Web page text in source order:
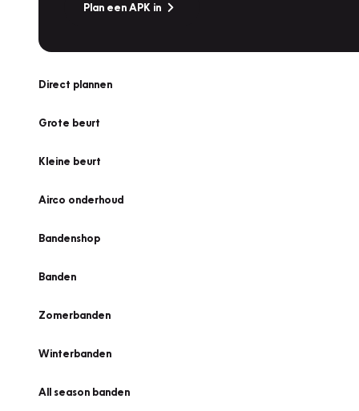
Plan een APK in
Direct plannen
Grote beurt
Kleine beurt
Airco onderhoud
Bandenshop
Banden
Zomerbanden
Winterbanden
All season banden